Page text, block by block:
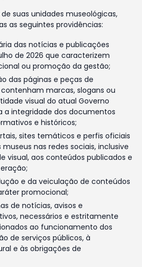
suas unidades museológicas,
as seguintes providências:
das notícias e publicações
de 2026 que caracterizem
ou promoção da gestão;
das páginas e peças de
marcas, slogans ou
visual do atual Governo
a integridade dos documentos
e históricos;
sites temáticos e perfis oficiais
nas redes sociais, inclusive
visual, aos conteúdos publicados e
e da veiculação de conteúdos
promocional;
de notícias, avisos e
necessários e estritamente
ao funcionamento dos
de serviços públicos, à
e às obrigações de